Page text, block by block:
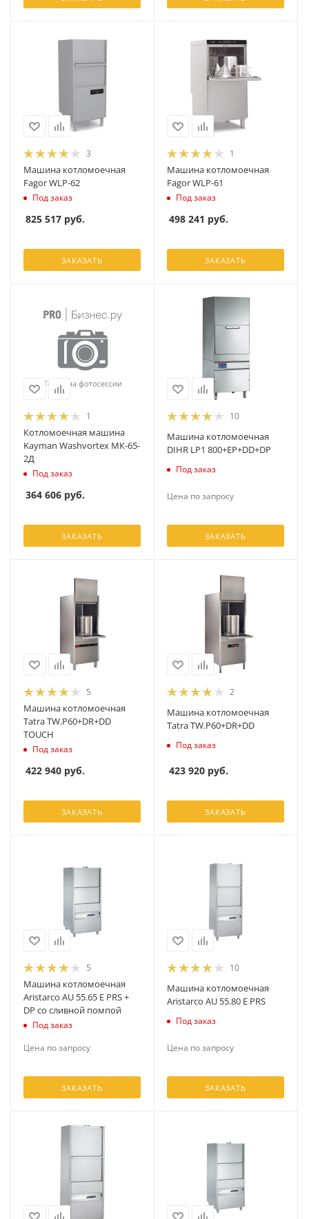
3
Машина котломоечная
Fagor WLP-62
Под заказ
825 517 руб.
ЗАКАЗАТЬ
1
Машина котломоечная
Fagor WLP-61
Под заказ
498 241 руб.
ЗАКАЗАТЬ
1
Котломоечная машина
Kayman Washvortex МК-65-
2Д
Под заказ
364 606 руб.
ЗАКАЗАТЬ
10
Машина котломоечная
DIHR LP1 800+EP+DD+DP
Под заказ
Цена по запросу
ЗАКАЗАТЬ
5
Машина котломоечная
Tatra TW.P60+DR+DD
TOUCH
Под заказ
422 940 руб.
ЗАКАЗАТЬ
2
Машина котломоечная
Tatra TW.P60+DR+DD
Под заказ
423 920 руб.
ЗАКАЗАТЬ
5
Машина котломоечная
Aristarco AU 55.65 E PRS +
DP со сливной помпой
Под заказ
Цена по запросу
ЗАКАЗАТЬ
10
Машина котломоечная
Aristarco AU 55.80 E PRS
Под заказ
Цена по запросу
ЗАКАЗАТЬ